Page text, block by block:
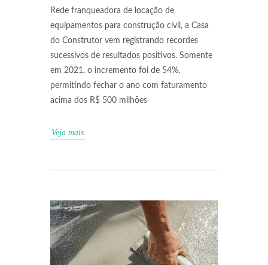
Rede franqueadora de locação de
equipamentos para construção civil, a Casa
do Construtor vem registrando recordes
sucessivos de resultados positivos. Somente
em 2021, o incremento foi de 54%,
permitindo fechar o ano com faturamento
acima dos R$ 500 milhões
Veja mais